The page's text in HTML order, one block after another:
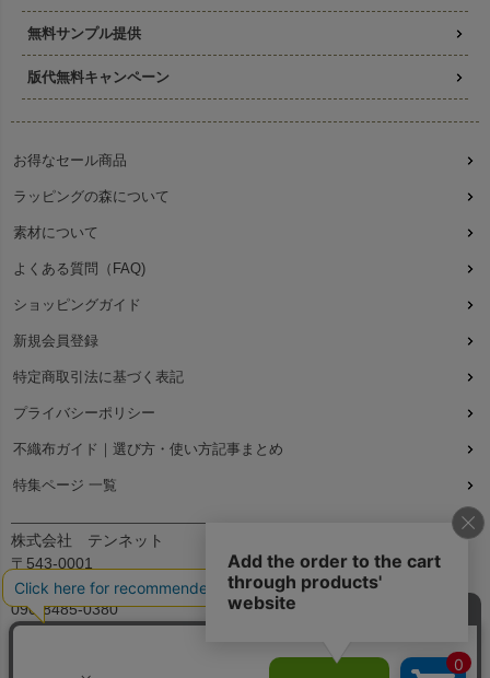
無料サンプル提供
版代無料キャンペーン
お得なセール商品
ラッピングの森について
素材について
よくある質問（FAQ)
ショッピングガイド
新規会員登録
特定商取引法に基づく表記
プライバシーポリシー
不織布ガイド｜選び方・使い方記事まとめ
特集ページ 一覧
株式会社 テンネット
〒543-0001
大阪府大阪市天王寺区上本町7丁目2-23-5B2
090-8485-0380
平日：9:30～12:00、13:00～17:00